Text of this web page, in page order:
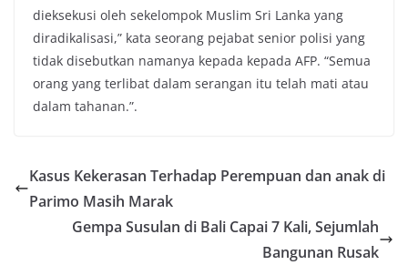
dieksekusi oleh sekelompok Muslim Sri Lanka yang
diradikalisasi,” kata seorang pejabat senior polisi yang
tidak disebutkan namanya kepada kepada AFP. “Semua
orang yang terlibat dalam serangan itu telah mati atau
dalam tahanan.”.
Kasus Kekerasan Terhadap Perempuan dan anak di
Parimo Masih Marak
Gempa Susulan di Bali Capai 7 Kali, Sejumlah
Bangunan Rusak